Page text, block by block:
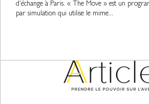
d’échange à Paris. « The Move » est un
par simulation qui utilise le mime...